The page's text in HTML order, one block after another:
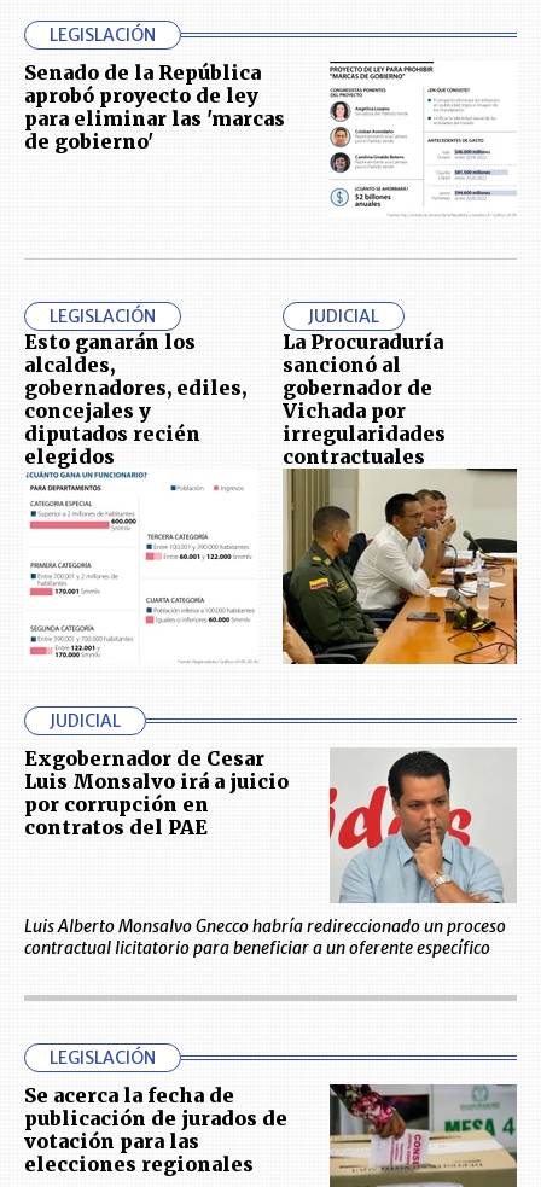
LEGISLACIÓN
Senado de la República
aprobó proyecto de ley
para eliminar las 'marcas
de gobierno'
LEGISLACIÓN
Esto ganarán los
alcaldes,
gobernadores, ediles,
concejales y
diputados recién
elegidos
JUDICIAL
La Procuraduría
sancionó al
gobernador de
Vichada por
irregularidades
contractuales
JUDICIAL
Exgobernador de Cesar
Luis Monsalvo irá a juicio
por corrupción en
contratos del PAE
Luis Alberto Monsalvo Gnecco habría redireccionado un proceso
contractual licitatorio para beneficiar a un oferente específico
LEGISLACIÓN
Se acerca la fecha de
publicación de jurados de
votación para las
elecciones regionales